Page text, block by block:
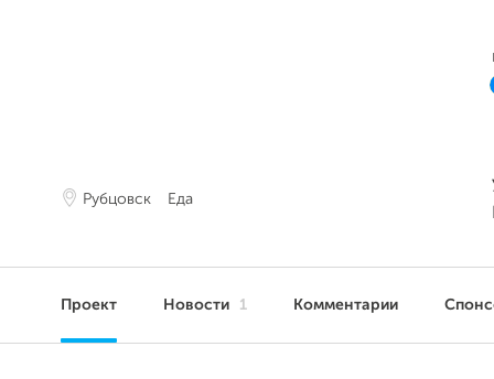
Рубцовск Еда
Проект Новости 1 Комментарии